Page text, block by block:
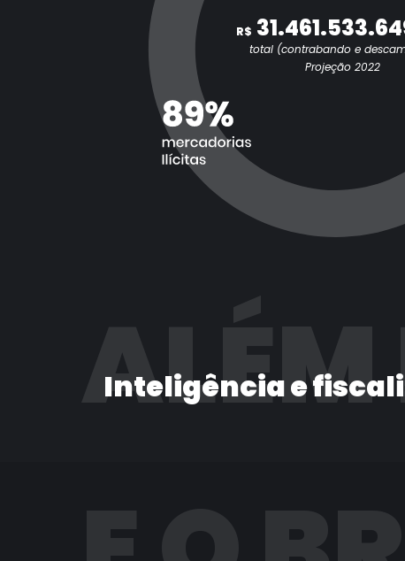
R$
total (contrabando e
Projeção 2022
ALÉM
Inteligência e